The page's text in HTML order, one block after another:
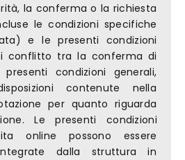
la conferma o la richiesta
le condizioni specifiche
e le presenti condizioni
conflitto tra la conferma di
condizioni generali,
contenute nella
per quanto riguarda
Le presenti condizioni
online possono essere
dalla struttura in